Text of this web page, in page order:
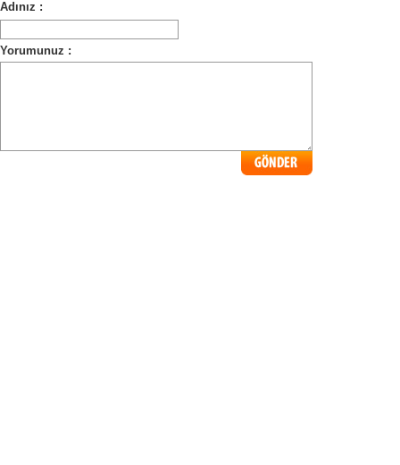
Adınız :
Yorumunuz :